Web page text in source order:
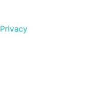
Privacy